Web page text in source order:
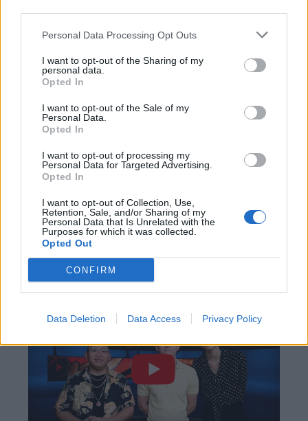
Personal Data Processing Opt Outs
I want to opt-out of the Sharing of my
personal data.
Opted In
I want to opt-out of the Sale of my
Personal Data.
Opted In
I want to opt-out of processing my
Personal Data for Targeted Advertising.
Opted In
I want to opt-out of Collection, Use,
Retention, Sale, and/or Sharing of my
Personal Data that Is Unrelated with the
Purposes for which it was collected.
Opted Out
CONFIRM
Data Deletion Data Access Privacy Policy
κόσμο και μπροστά σε πολλές προκλήσεις,
επιβεβαιώνουν τον απαράμιλλο πολιτιστικό
αντίκτυπο που μπορούν να έχουν οι ταινίες που
προορίζονται για την αίθουσα όταν αυτές
και αποφασιστικότητα”, δήλωσε ο Τομ Ρόθμαν,
πρόεδρος της Sony.
Να σημειώσουμε ότι ταινία του Τζον Γουότς δεν
και η Ιαπωνία, ενώ μέχρι στιγμής δεν έχει οριστεί
ημερομηνία κυκλοφορίας στην Κίνα.
Δείτε το τρέιλερ της ταινίας παρακάτω: